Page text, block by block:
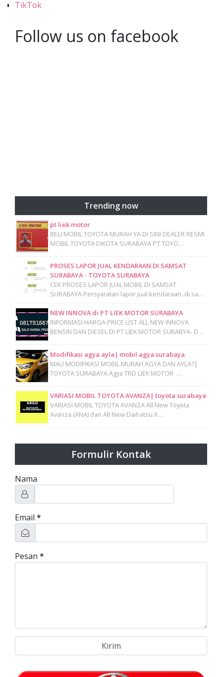
TikTok
Follow us on facebook
Trending now
pt liek motor
BELI MOBIL TOYOTA MURAH YA DI SINI DEALER RESMI
MOBIL TOYOTA DIKOTA SURABAYA PT TOYO…
PROSES LAPOR JUAL KENDARAAN DI SAMSAT
SURABAYA - TOYOTA SURABAYA
CEK PROSES LAPOR JUAL MOBIL DI SAMSAT
SURABAYA Persyaratan lapor jual kendaraan..di sa…
NEW INNOVA di PT LIEK MOTOR SURABAYA
INFORMASI HARGA PRICE LIST ALL NEW INNOVA
BENSIN DAN DIESEL DI PT LIEK MOTOR SURABYA- D…
Modifikasi agya ayla| mobil agya surabaya
MAU MODIFIKASI MOBIL MURAH AGYA DAN AYLA?|
TOYOTA SURABAYA Agya TRD LIEK MOTOR …
VARIASI MOBIL TOYOTA AVANZA| toyota surabaya
VARIASI MOBIL TOYOTA AVANZA All New Toyota
Avanza (ANA) dan All New Daihatsu X…
Formulir Kontak
Nama
Email *
Pesan *